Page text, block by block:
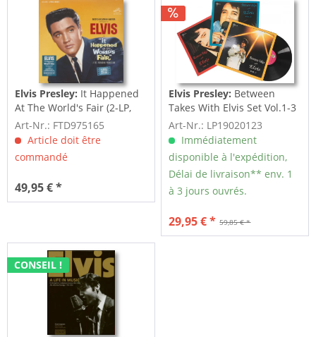
Elvis Presley: It Happened
At The World's Fair (2-LP,
Limited...
Art-Nr.: FTD975165
Article doit être
commandé
49,95 € *
Elvis Presley: Between
Takes With Elvis Set Vol.1-3
(3-LP)
Art-Nr.: LP19020123
Immédiatement
disponible à l'expédition,
Délai de livraison** env. 1
à 3 jours ouvrés.
59,85 € *
29,95 € *
CONSEIL !